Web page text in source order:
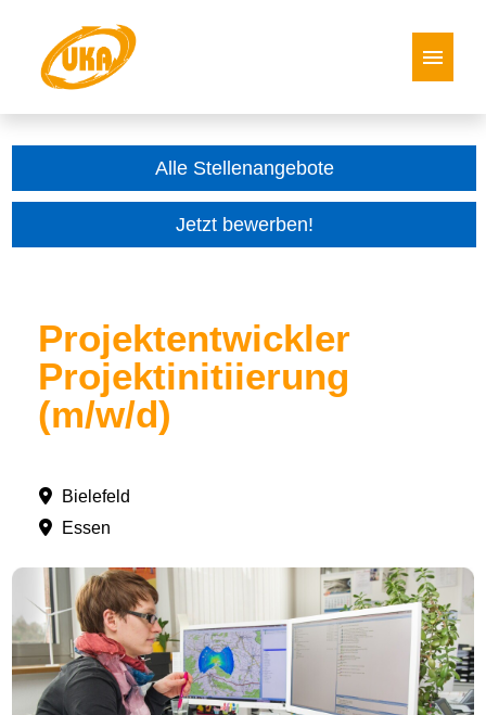
Alle Stellenangebote
Jetzt bewerben!
Projektentwickler
Projektinitiierung
(m/w/d)
Bielefeld
Essen